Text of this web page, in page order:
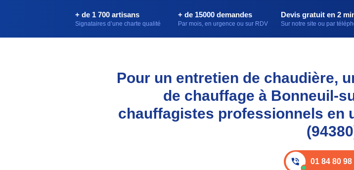
+ de 1 700 artisans
Signataires d’une charte qualité
+ de 15000 demandes
Par mois, en urgence ou sur RDV
Devis gratuit en 2
Sur notre site ou par
Pour un entretien de chaudière,
de chauffage à Bonneuil-
chauffagistes professionnels en
01 84 80 98